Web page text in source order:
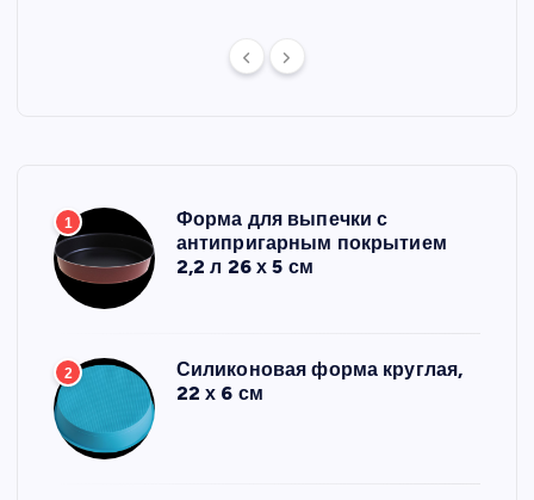
1
Форма для выпечки с
антипригарным покрытием
2,2 л 26 х 5 см
2
Силиконовая форма круглая,
22 х 6 см